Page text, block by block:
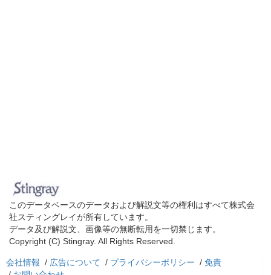
このデータベースのデータおよび解説文等の権利はすべて株式会
社スティングレイが所有しています。
データ及び解説文、画像等の無断転用を一切禁じます。
Copyright (C) Stingray. All Rights Reserved.
会社情報 / 広告について / プライバシーポリシー / 免責